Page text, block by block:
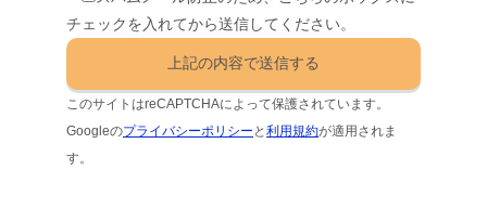
チェックを入れてから送信してください。
このサイトはreCAPTCHAによって保護されています。
Googleのプライバシーポリシー と利用規約が適用されま
す。